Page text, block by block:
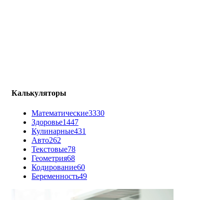
Калькуляторы
Математические3330
Здоровье1447
Кулинарные431
Авто262
Текстовые78
Геометрия68
Кодирование60
Беременность49